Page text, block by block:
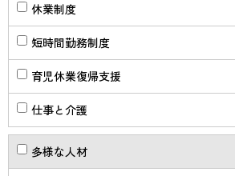
休業制度
短時間勤務制度
育児休業復帰支援
仕事と介護
多様な人材